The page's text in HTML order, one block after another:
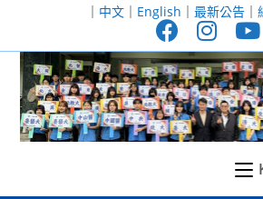
至
｜ 中文｜ English ｜ 最新公告｜